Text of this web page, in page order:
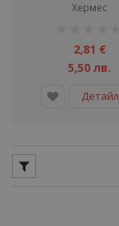
Хермес
2,81 €
5,50 лв.